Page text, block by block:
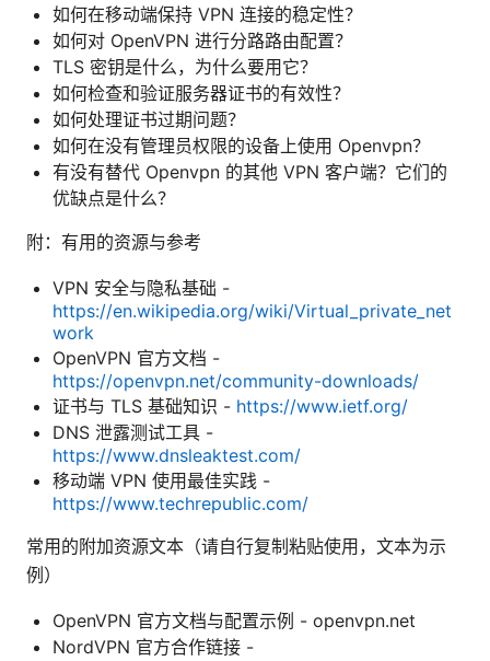
如何在移动端保持 VPN 连接的稳定性？
如何对 OpenVPN 进行分路路由配置？
TLS 密钥是什么，为什么要用它？
如何检查和验证服务器证书的有效性？
如何处理证书过期问题？
如何在没有管理员权限的设备上使用 Openvpn？
有没有替代 Openvpn 的其他 VPN 客户端？它们的
优缺点是什么？
附：有用的资源与参考
VPN 安全与隐私基础 -
https://en.wikipedia.org/wiki/Virtual_private_net
work
OpenVPN 官方文档 -
https://openvpn.net/community-downloads/
证书与 TLS 基础知识 - https://www.ietf.org/
DNS 泄露测试工具 -
https://www.dnsleaktest.com/
移动端 VPN 使用最佳实践 -
https://www.techrepublic.com/
常用的附加资源文本（请自行复制粘贴使用，文本为示
例）
OpenVPN 官方文档与配置示例 - openvpn.net
NordVPN 官方合作链接 -